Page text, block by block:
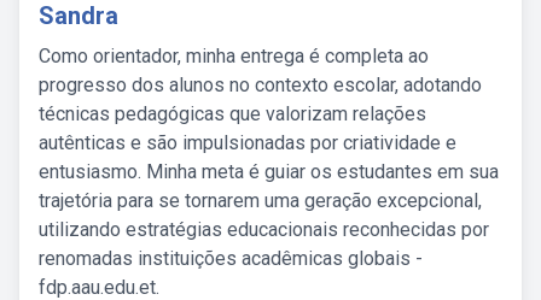
Sandra
Como orientador, minha entrega é completa ao
progresso dos alunos no contexto escolar, adotando
técnicas pedagógicas que valorizam relações
autênticas e são impulsionadas por criatividade e
entusiasmo. Minha meta é guiar os estudantes em sua
trajetória para se tornarem uma geração excepcional,
utilizando estratégias educacionais reconhecidas por
renomadas instituições acadêmicas globais -
fdp.aau.edu.et.